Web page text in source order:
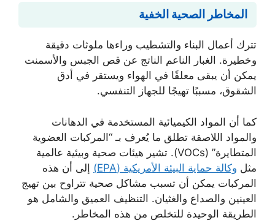
المخاطر الصحية الخفية
تترك أعمال البناء والتشطيب وراءها ملوثات دقيقة
وخطيرة. الغبار الناعم الناتج عن قص الجبس والأسمنت
يمكن أن يبقى معلقًا في الهواء ويستقر في أدق
الشقوق، مسببًا تهيجًا للجهاز التنفسي.
كما أن المواد الكيميائية المستخدمة في الدهانات
والمواد اللاصقة تطلق ما يُعرف بـ “المركبات العضوية
المتطايرة” (VOCs). تشير هيئات صحية وبيئية عالمية
مثل وكالة حماية البيئة الأمريكية (EPA)
إلى أن هذه
المركبات يمكن أن تسبب مشاكل صحية تتراوح بين تهيج
العينين والصداع والغثيان. التنظيف العميق والشامل هو
الطريقة الوحيدة للتخلص من هذه المخاطر.